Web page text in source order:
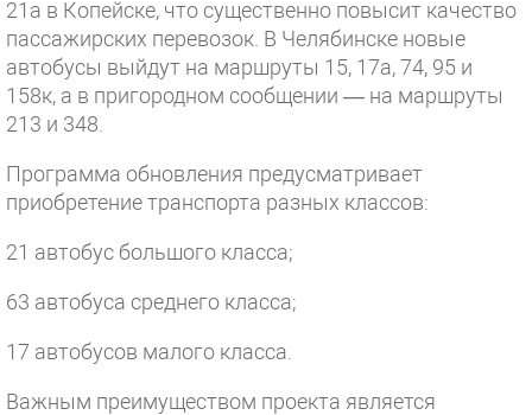
21а в Копейске, что существенно повысит качество
пассажирских перевозок. В Челябинске новые
автобусы выйдут на маршруты 15, 17а, 74, 95 и
158к, а в пригородном сообщении — на маршруты
213 и 348.
Программа обновления предусматривает
приобретение транспорта разных классов:
21 автобус большого класса;
63 автобуса среднего класса;
17 автобусов малого класса.
Важным преимуществом проекта является